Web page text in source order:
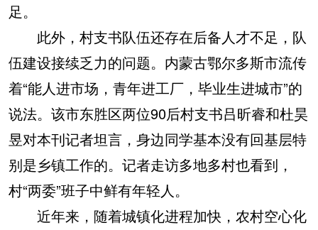
足。
此外，村支书队伍还存在后备人才不足，队
伍建设接续乏力的问题。内蒙古鄂尔多斯市流传
着“能人进市场，青年进工厂，毕业生进城市”的
说法。该市东胜区两位90后村支书吕昕睿和杜昊
昱对本刊记者坦言，身边同学基本没有回基层特
别是乡镇工作的。记者走访多地多村也看到，
村“两委”班子中鲜有年轻人。
近年来，随着城镇化进程加快，农村空心化